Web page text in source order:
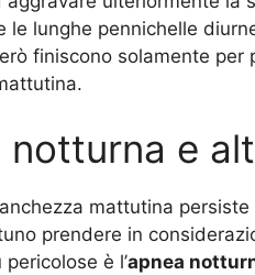
le lunghe pennichelle
finiscono solamente
.
notturna e
mattutina
prendere in
è l’apnea